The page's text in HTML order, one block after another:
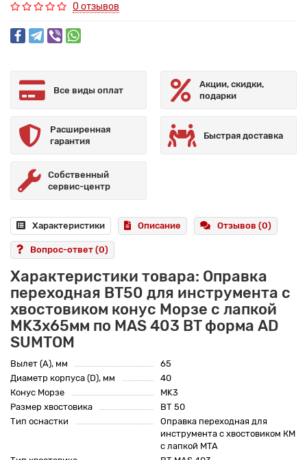
0 отзывов
Все виды оплат
Акции, скидки,
подарки
Расширенная
гарантия
Быстрая доставка
Собственный
сервис-центр
Характеристики Описание Отзывов (0)
Вопрос-ответ (0)
Характеристики товара: Оправка
переходная BT50 для инструмента с
хвостовиком конус Морзе с лапкой
MK3x65мм по MAS 403 BT форма AD
SUMTOM
Вылет (A), мм
65
Диаметр корпуса (D), мм
40
Конус Морзе
MK3
Размер хвостовика
BT 50
Тип оснастки
Оправка переходная для
инструмента с хвостовиком КМ
с лапкой MTA